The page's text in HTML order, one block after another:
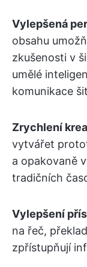
Vylepšená
obsahu
zkušenosti v
umělé
komunikace
Zrychlení
vytvářet
a opakovaně
tradičních
Vylepšení
na řeč,
zpřístupňují